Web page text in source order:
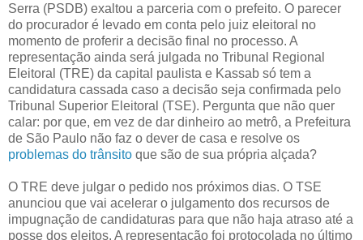
Serra (PSDB) exaltou a parceria com o prefeito. O parecer
do procurador é levado em conta pelo juiz eleitoral no
momento de proferir a decisão final no processo. A
representação ainda será julgada no Tribunal Regional
Eleitoral (TRE) da capital paulista e Kassab só tem a
candidatura cassada caso a decisão seja confirmada pelo
Tribunal Superior Eleitoral (TSE). Pergunta que não quer
calar: por que, em vez de dar dinheiro ao metrô, a Prefeitura
de São Paulo não faz o dever de casa e resolve os
problemas do trânsito que são de sua própria alçada?
O TRE deve julgar o pedido nos próximos dias. O TSE
anunciou que vai acelerar o julgamento dos recursos de
impugnação de candidaturas para que não haja atraso até a
posse dos eleitos. A representação foi protocolada no último